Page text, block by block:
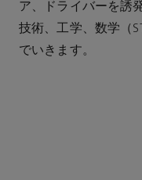
ア、ドライバーを誘
技術、工学、数学（
でいきます。